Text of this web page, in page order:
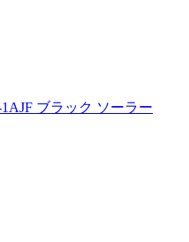
ブラック ソーラー